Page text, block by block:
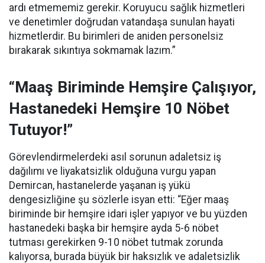
ardı etmememiz gerekir. Koruyucu sağlık hizmetleri
ve denetimler doğrudan vatandaşa sunulan hayati
hizmetlerdir. Bu birimleri de aniden personelsiz
bırakarak sıkıntıya sokmamak lazım.”
“Maaş Biriminde Hemşire Çalışıyor,
Hastanedeki Hemşire 10 Nöbet
Tutuyor!”
Görevlendirmelerdeki asıl sorunun adaletsiz iş
dağılımı ve liyakatsizlik olduğuna vurgu yapan
Demircan, hastanelerde yaşanan iş yükü
dengesizliğine şu sözlerle isyan etti: “Eğer maaş
biriminde bir hemşire idari işler yapıyor ve bu yüzden
hastanedeki başka bir hemşire ayda 5-6 nöbet
tutması gerekirken 9-10 nöbet tutmak zorunda
kalıyorsa, burada büyük bir haksızlık ve adaletsizlik